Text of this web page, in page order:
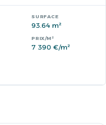
93.64 m²
7 390 €/m²